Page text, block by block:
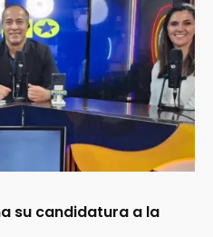
su candidatura a la